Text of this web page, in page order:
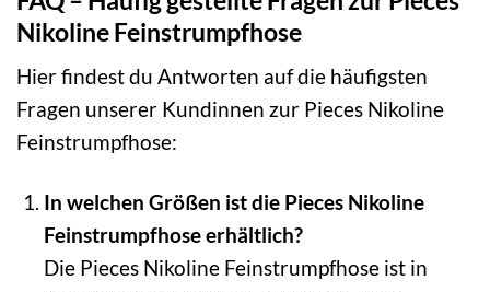
Nikoline Feinstrumpfhose
Hier findest du Antworten auf die häufigsten
Fragen unserer Kundinnen zur Pieces Nikoline
Feinstrumpfhose:
In welchen Größen ist die Pieces Nikoline
Feinstrumpfhose erhältlich?
Die Pieces Nikoline Feinstrumpfhose ist in